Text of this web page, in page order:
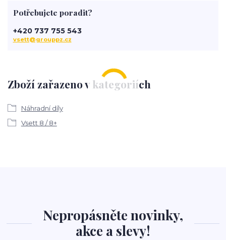
Zboží zařazeno v kategoriích
Náhradní díly
Vsett 8 / 8+
Potřebujete poradit?
+420 737 755 543
vsett@grouppz.cz
Nepropásněte novinky,
akce a slevy!